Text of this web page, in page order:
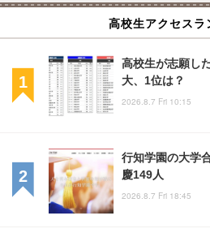
高校生アクセスラ
高校生が志願し
大、1位は？
2026.8.7 Fri 10:15
行知学園の大学
慶149人
2026.8.7 Fri 18:45